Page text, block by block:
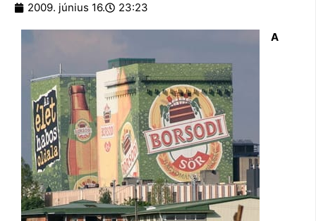
2009. június 16. 23:23
A